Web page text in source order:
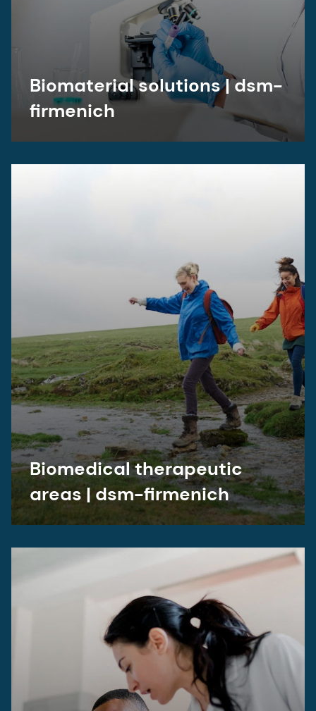
Biomaterial solutions | dsm-
firmenich
Biomedical therapeutic
areas | dsm-firmenich